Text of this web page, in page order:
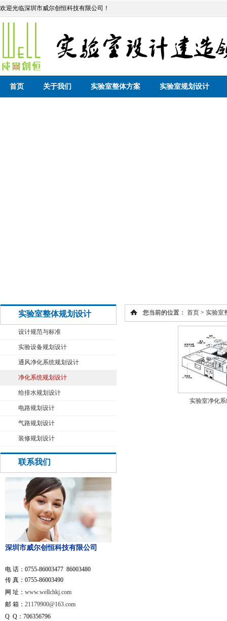
欢迎光临深圳市威尔创恒科技有限公司！
首页 关于我们 实验室整体方案 实验室规划设计
实验室整体规划设计
设计规范与标准
实验设备规划设计
通风净化系统规划设计
净化系统规划设计
给排水规划设计
电路规划设计
气路规划设计
装修规划设计
联系我们
深圳市威尔创恒科技有限公司
电 话：0755-86003477 86003480
传 真：0755-86003490
网 址： www.wellchkj.com
邮 箱： 21179900@163.com
Q Q：706356796
您当前的位置： 首页 > 实验室
实验室净化